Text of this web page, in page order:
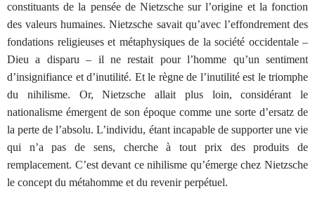
constituants de la pensée de Nietzsche sur l’origine et la fonction
des valeurs humaines. Nietzsche savait qu’avec l’effondrement des
fondations religieuses et métaphysiques de la société occidentale –
Dieu a disparu – il ne restait pour l’homme qu’un sentiment
d’insignifiance et d’inutilité. Et le règne de l’inutilité est le triomphe
du nihilisme. Or, Nietzsche allait plus loin, considérant le
nationalisme émergent de son époque comme une sorte d’ersatz de
la perte de l’absolu. L’individu, étant incapable de supporter une vie
qui n’a pas de sens, cherche à tout prix des produits de
remplacement. C’est devant ce nihilisme qu’émerge chez Nietzsche
le concept du métahomme et du revenir perpétuel.